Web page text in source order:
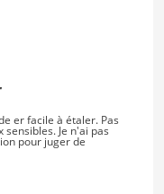
er facile à étaler. Pas
Je n'ai pas
pour juger de